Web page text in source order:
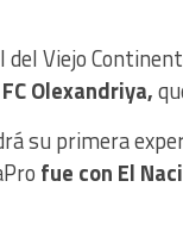
Viejo
FC Olexandriya,
su primera
fue con El